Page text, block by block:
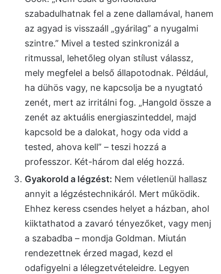
szabadulhatnak fel a zene dallamával, hanem
az agyad is visszaáll „gyárilag” a nyugalmi
szintre.” Mivel a tested szinkronizál a
ritmussal, lehetőleg olyan stílust válassz,
mely megfelel a belső állapotodnak. Például,
ha dühös vagy, ne kapcsolja be a nyugtató
zenét, mert az irritálni fog. „Hangold össze a
zenét az aktuális energiaszinteddel, majd
kapcsold be a dalokat, hogy oda vidd a
tested, ahova kell” – teszi hozzá a
professzor. Két-három dal elég hozzá.
Gyakorold a légzést: Nem véletlenül hallasz
annyit a légzéstechnikáról. Mert működik.
Ehhez keress csendes helyet a házban, ahol
kiiktathatod a zavaró tényezőket, vagy menj
a szabadba – mondja Goldman. Miután
rendezettnek érzed magad, kezd el
odafigyelni a lélegzetvételeidre. Legyen